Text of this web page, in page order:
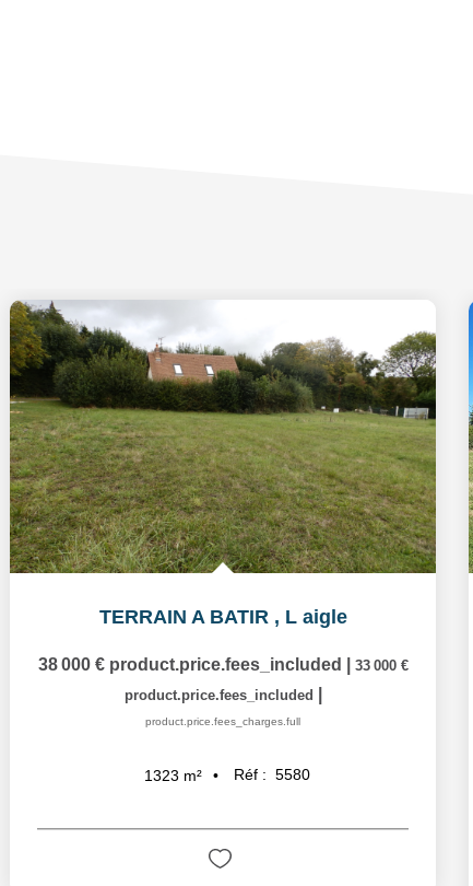
TERRAIN A BATIR , L aigle
38 000 € product.price.fees_included
33 000 €
product.price.fees_included
product.price.fees_charges.full
1323 m² Réf : 5580